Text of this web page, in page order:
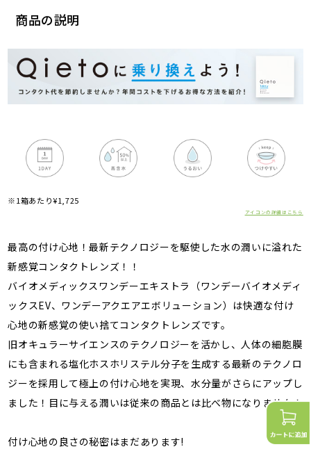
商品の説明
※1箱あたり¥1,725
アイコンの詳細はこちら
最高の付け心地！最新テクノロジーを駆使した水の潤いに溢れた
新感覚コンタクトレンズ！！
バイオメディックスワンデーエキストラ（ワンデーバイオメディ
ックスEV、ワンデーアクエアエボリューション）は快適な付け
心地の新感覚の使い捨てコンタクトレンズです。
旧オキュラーサイエンスのテクノロジーを活かし、人体の細胞膜
にも含まれる塩化ホスホリステル分子を生成する最新のテクノロ
ジーを採用して極上の付け心地を実現、水分量がさらにアップし
ました！目に与える潤いは従来の商品とは比べ物になりません！
付け心地の良さの秘密はまだあります!